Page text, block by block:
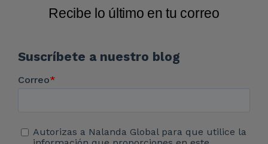
Recibe lo último en tu correo